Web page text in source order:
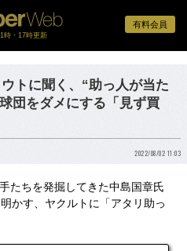
有料会員
時・17時更新
トに聞く、“助っ人が当た
団をダメにする「見ず買
2022/08/02 11:03
たちを発掘してきた中島国章氏
かす、ヤクルトに「アタリ助っ